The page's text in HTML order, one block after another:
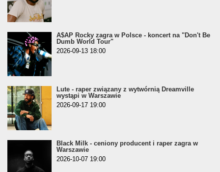
A$AP Rocky zagra w Polsce - koncert na "Don't Be
Dumb World Tour"
2026-09-13 18:00
Lute - raper związany z wytwórnią Dreamville
wystąpi w Warszawie
2026-09-17 19:00
Black Milk - ceniony producent i raper zagra w
Warszawie
2026-10-07 19:00